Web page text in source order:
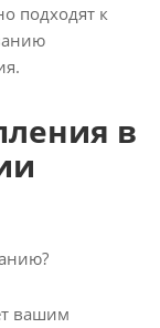
подходят к
в
вашим